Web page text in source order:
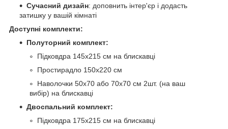
Сучасний дизайн: доповнить інтер'єр і додасть
затишку у вашій кімнаті
Доступні комплекти:
Полуторний комплект:
Підковдра 145х215 см на блискавці
Простирадло 150х220 см
Наволочки 50х70 або 70х70 см 2шт. (на ваш
вибір) на блискавці
Двоспальний комплект:
Підковдра 175х215 см на блискавці